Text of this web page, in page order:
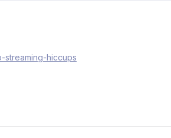
streaming-hiccups